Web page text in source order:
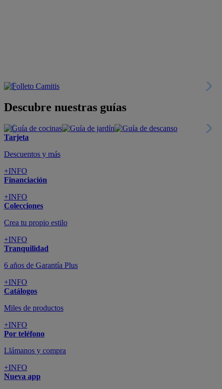
Descubre nuestras guías
Tarjeta
Descuentos y más
+INFO
Financiación
+INFO
Colecciones
Crea tu propio estilo
+INFO
Tranquilidad
6 años de Garantía Plus
+INFO
Catálogos
Miles de productos
+INFO
Por teléfono
Llámanos y compra
+INFO
Nueva app